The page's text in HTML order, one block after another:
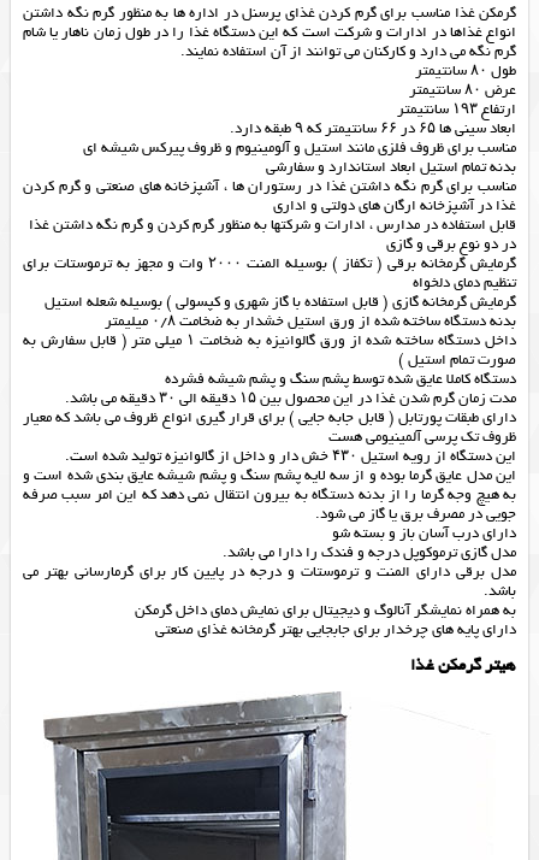
گرمکن غذا مناسب برای گرم کردن غذای پرسنل در اداره ها به منظور گرم نگه داشتن
انواع غذاها در ادارات و شرکت است که این دستگاه غذا را در طول زمان ناهار یا شام
گرم نگه می دارد و کارکنان می توانند از آن استفاده نمایند.
طول ۸۰ سانتیمتر
عرض ۸۰ سانتیمتر
ارتفاع ۱۹۳ سانتیمتر
ابعاد سینی ها ۶۵ در ۶۶ سانتیمتر که ۹ طبقه دارد.
مناسب برای ظروف فلزی مانند استیل و آلومینیوم و ظروف پیرکس شیشه ای
بدنه تمام استیل ابعاد استاندارد و سفارشی
مناسب برای گرم نگه داشتن غذا در رستوران ها ، آشپزخانه های صنعتی و گرم کردن
غذا در آشپزخانه ارگان های دولتی و اداری
قابل استفاده در مدارس ، ادارات و شرکتها به منظور گرم کردن و گرم نگه داشتن غذا
در دو نوع برقی و گازی
گرمایش گرمخانه برقی ( تکفاز ) بوسیله المنت ۲۰۰۰ وات و مجهز به ترموستات برای
تنظیم دمای دلخواه
گرمایش گرمخانه گازی ( قابل استفاده با گاز شهری و کپسولی ) بوسیله شعله استیل
بدنه دستگاه ساخته شده از ورق استیل خشدار به ضخامت ۰/۸ میلیمتر
داخل دستگاه ساخته شده از ورق گالوانیزه به ضخامت ۱ میلی متر ( قابل سفارش به
صورت تمام استیل )
دستگاه کاملا عایق شده توسط پشم سنگ و پشم شیشه فشرده
مدت زمان گرم شدن غذا در این محصول بین ۱۵ دقیقه الی ۳۰ دقیقه می باشد.
دارای طبقات پورتابل ( قابل جابه جایی ) برای قرار گیری انواع ظروف می باشد که معیار
ظروف تک پرسی آلمینیومی هست
این دستگاه از رویه استیل ۴۳۰ خش دار و داخل از گالوانیزه تولید شده است.
این مدل عایق گرما بوده و از سه لایه پشم سنگ و پشم شیشه عایق بندی شده است و
به هیچ وجه گرما را از بدنه دستگاه به بیرون انتقال نمی دهد که این امر سبب صرفه
جویی در مصرف برق یا گاز می شود.
دارای درب آسان باز و بسته شو
مدل گازی ترموکوپل درجه و فندک را دارا می باشد.
مدل برقی دارای المنت و ترموستات و درجه در پایین کار برای گرمارسانی بهتر می
باشد.
به همراه نمایشگر آنالوگ و دیجیتال برای نمایش دمای داخل گرمکن
دارای پایه های چرخدار برای جابجایی بهتر گرمخانه غذای صنعتی
هیتر گرمکن غذا